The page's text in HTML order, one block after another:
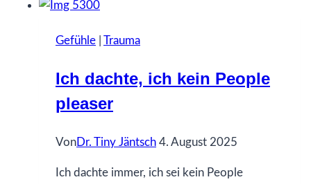
gewusst
über
Gefühle Trauma
Ich dachte, ich kein People
pleaser
VonDr. Tiny Jäntsch 4. August 2025
Ich dachte immer, ich sei kein People